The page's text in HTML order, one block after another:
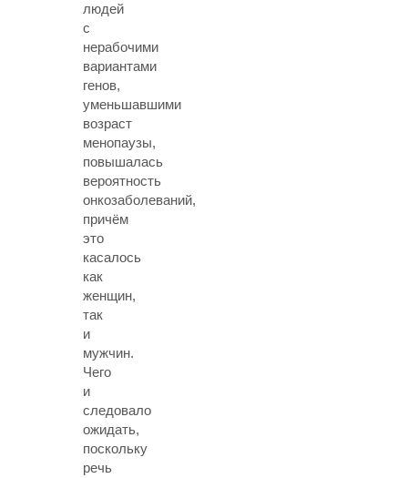
людей
с
нерабочими
вариантами
генов,
уменьшавшими
возраст
менопаузы,
повышалась
вероятность
онкозаболеваний,
причём
это
касалось
как
женщин,
так
и
мужчин.
Чего
и
следовало
ожидать,
поскольку
речь